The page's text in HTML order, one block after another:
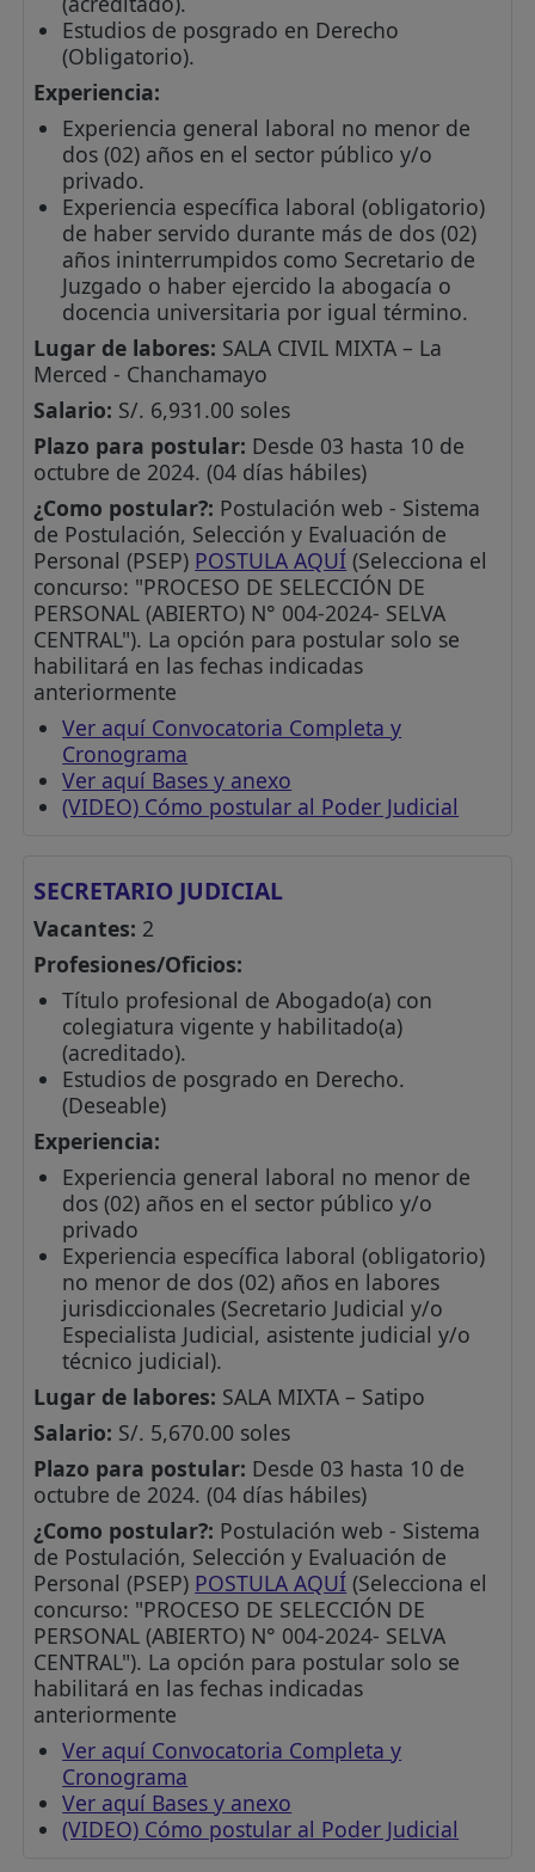
Estudios de posgrado en Derecho
(Obligatorio).
Experiencia:
Experiencia general laboral no menor de
dos (02) años en el sector público y/o
privado.
Experiencia específica laboral (obligatorio)
de haber servido durante más de dos (02)
años ininterrumpidos como Secretario de
Juzgado o haber ejercido la abogacía o
docencia universitaria por igual término.
Lugar de labores: SALA CIVIL MIXTA – La
Merced - Chanchamayo
Salario: S/. 6,931.00 soles
Plazo para postular: Desde 03 hasta 10 de
octubre de 2024. (04 días hábiles)
¿Como postular?: Postulación web - Sistema
de Postulación, Selección y Evaluación de
Personal (PSEP) POSTULA AQUÍ (Selecciona el
concurso: "PROCESO DE SELECCIÓN DE
PERSONAL (ABIERTO) N° 004-2024- SELVA
CENTRAL"). La opción para postular solo se
habilitará en las fechas indicadas
anteriormente
Ver aquí Convocatoria Completa y
Cronograma
Ver aquí Bases y anexo
(VIDEO) Cómo postular al Poder Judicial
SECRETARIO JUDICIAL
Vacantes: 2
Profesiones/Oficios:
Título profesional de Abogado(a) con
colegiatura vigente y habilitado(a)
(acreditado).
Estudios de posgrado en Derecho.
(Deseable)
Experiencia:
Experiencia general laboral no menor de
dos (02) años en el sector público y/o
privado
Experiencia específica laboral (obligatorio)
no menor de dos (02) años en labores
jurisdiccionales (Secretario Judicial y/o
Especialista Judicial, asistente judicial y/o
técnico judicial).
Lugar de labores: SALA MIXTA – Satipo
Salario: S/. 5,670.00 soles
Plazo para postular: Desde 03 hasta 10 de
octubre de 2024. (04 días hábiles)
¿Como postular?: Postulación web - Sistema
de Postulación, Selección y Evaluación de
Personal (PSEP) POSTULA AQUÍ (Selecciona el
concurso: "PROCESO DE SELECCIÓN DE
PERSONAL (ABIERTO) N° 004-2024- SELVA
CENTRAL"). La opción para postular solo se
habilitará en las fechas indicadas
anteriormente
Ver aquí Convocatoria Completa y
Cronograma
Ver aquí Bases y anexo
(VIDEO) Cómo postular al Poder Judicial